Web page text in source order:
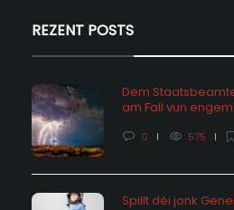
REZENT POSTS
Dem
am Fall vun
0 575
Spillt déi jonk